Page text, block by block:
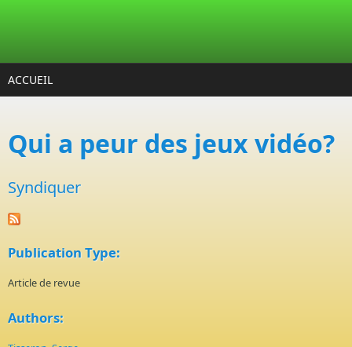
ACCUEIL
Qui a peur des jeux vidéo?
Syndiquer
Publication Type:
Article de revue
Authors: